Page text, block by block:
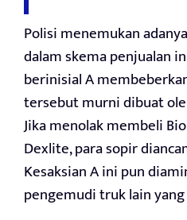
Polisi menemukan
dalam skema penjualan
berinisial A
tersebut murni dibuat
Jika menolak membeli
Dexlite, para sopir
Kesaksian A ini pun
pengemudi truk lain